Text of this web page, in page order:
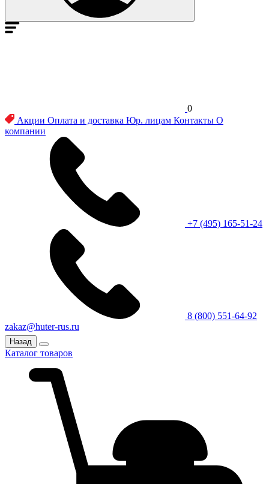
0
Акции Оплата и доставка Юр. лицам Контакты О
компании
+7 (495) 165-51-24
8 (800) 551-64-92
zakaz@huter-rus.ru
Назад
Каталог товаров